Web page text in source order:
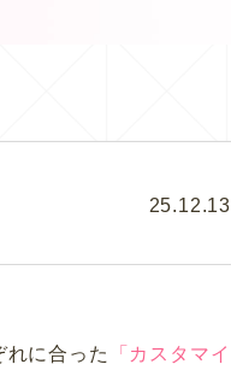
25.12.13
れに合った
「カスタマイ